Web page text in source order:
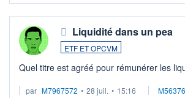
Liquidité dans un pea
ETF ET OPCVM
Quel titre est agréé pour rémunérer les
par M7967572 • 28 juil. • 15:16